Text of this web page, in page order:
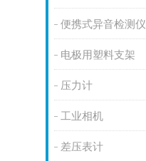
便携式异音检测仪
电极用塑料支架
压力计
工业相机
差压表计